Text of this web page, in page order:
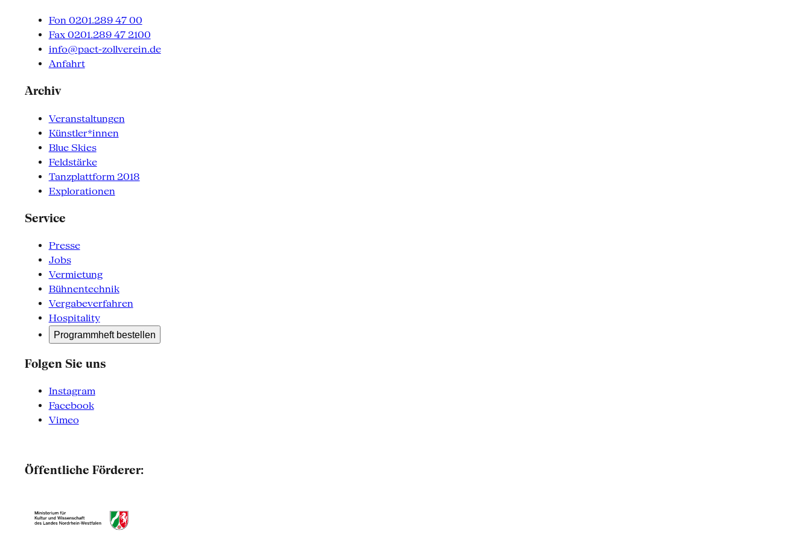
Fon 0201.289 47 00
Fax 0201.289 47 2100
info@pact-zollverein.de
Anfahrt
Archiv
Veranstaltungen
Künstler*innen
Blue Skies
Feldstärke
Tanzplattform 2018
Explorationen
Service
Presse
Jobs
Vermietung
Bühnentechnik
Vergabeverfahren
Hospitality
Programmheft bestellen
Folgen Sie uns
Instagram
Facebook
Vimeo
Öffentliche Förderer: